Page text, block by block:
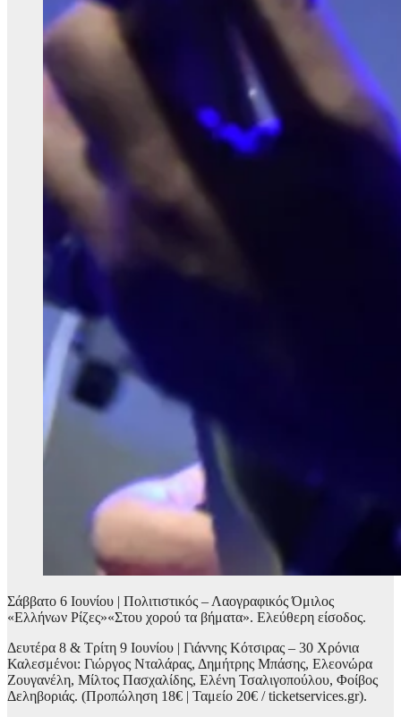
Σάββατο 6 Ιουνίου | Πολιτιστικός – Λαογραφικός Όμιλος
«Ελλήνων Ρίζες»«Στου χορού τα βήματα». Ελεύθερη είσοδος.
Δευτέρα 8 & Τρίτη 9 Ιουνίου | Γιάννης Κότσιρας – 30 Χρόνια
Καλεσμένοι: Γιώργος Νταλάρας, Δημήτρης Μπάσης, Ελεονώρα
Ζουγανέλη, Μίλτος Πασχαλίδης, Ελένη Τσαλιγοπούλου, Φοίβος
Δεληβοριάς. (Προπώληση 18€ | Ταμείο 20€ / ticketservices.gr).